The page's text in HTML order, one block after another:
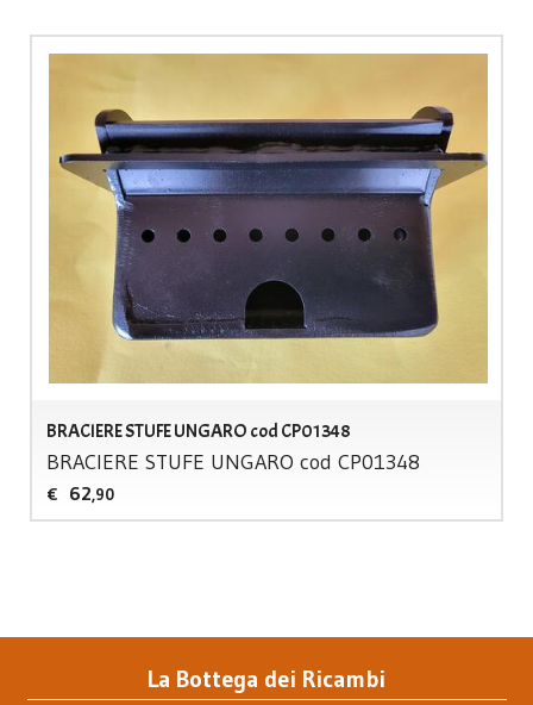
BRACIERE STUFE UNGARO cod CP01348
BRACIERE STUFE UNGARO cod CP01348
€ 62,90
La Bottega dei Ricambi